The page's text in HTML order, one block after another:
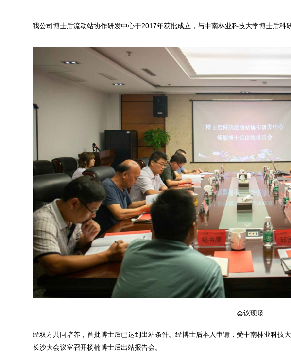
我公司博士后流动站协作研发中心于2017年获批成立，与中南林业科技大学博士后科
会议现场
经双方共同培养，首批博士后已达到出站条件。经博士后本人申请，受中南林业科技
长沙大会议室召开杨楠博士后出站报告会。